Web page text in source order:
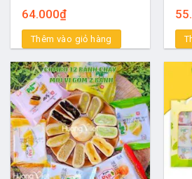
64.000₫
Thêm vào giỏ hàng